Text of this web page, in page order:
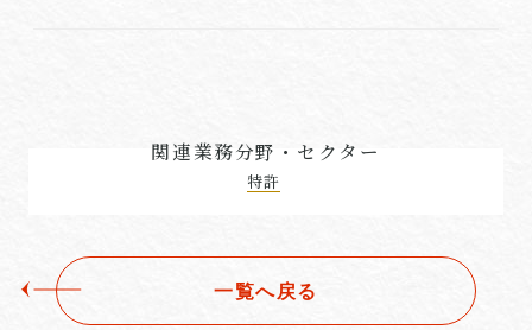
関連業務分野・セクター
特許
一覧へ戻る